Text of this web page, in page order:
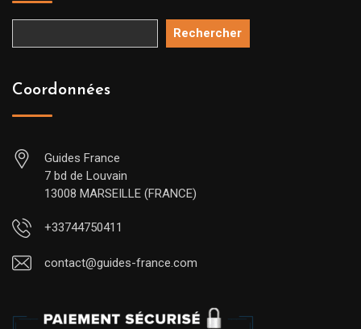
Rechercher
Coordonnées
Guides France
7 bd de Louvain
13008 MARSEILLE (FRANCE)
+33744750411
contact@guides-france.com